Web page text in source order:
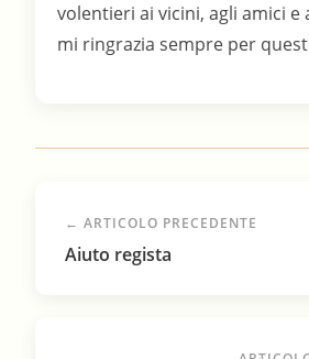
volentieri ai vicini, agli amici
mi ringrazia sempre per
← ARTICOLO PRECEDENTE
Aiuto regista